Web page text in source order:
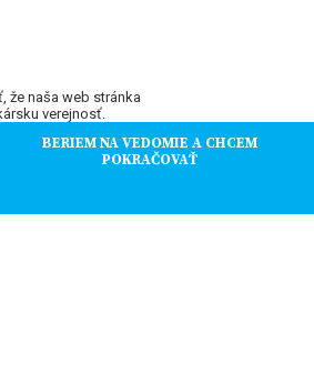
že naša web stránka
verejnosť.
BERIEM NA VEDOMIE A CHCEM
POKRAČOVAŤ